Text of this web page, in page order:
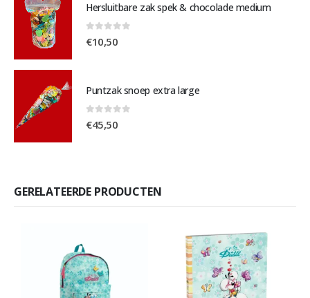
Hersluitbare zak spek & chocolade medium
0out of 5
€10,50
Puntzak snoep extra large
0out of 5
€45,50
GERELATEERDE PRODUCTEN